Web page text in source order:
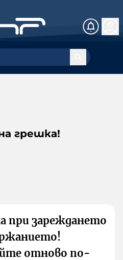
грешка!
при зареждането
отново по-